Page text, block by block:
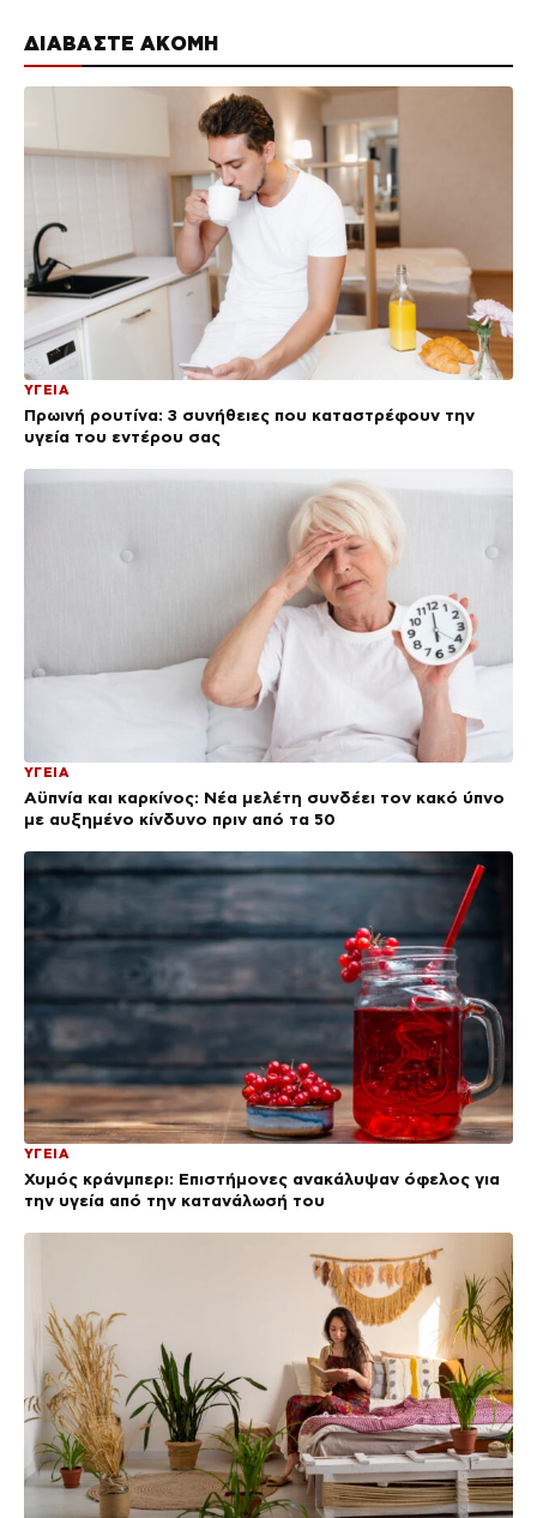
ΔΙΑΒΑΣΤΕ ΑΚΟΜΗ
ΥΓΕΙΑ
Πρωινή ρουτίνα: 3 συνήθειες που καταστρέφουν την
υγεία του εντέρου σας
ΥΓΕΙΑ
Αϋπνία και καρκίνος: Νέα μελέτη συνδέει τον κακό ύπνο
με αυξημένο κίνδυνο πριν από τα 50
ΥΓΕΙΑ
Χυμός κράνμπερι: Επιστήμονες ανακάλυψαν όφελος για
την υγεία από την κατανάλωσή του